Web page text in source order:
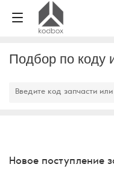
Подбор по коду
Новое поступление